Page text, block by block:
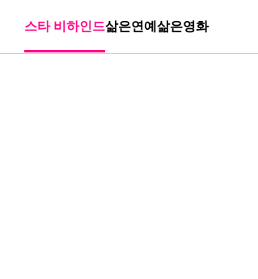
스타 비하인드삶은연예 삶은영화